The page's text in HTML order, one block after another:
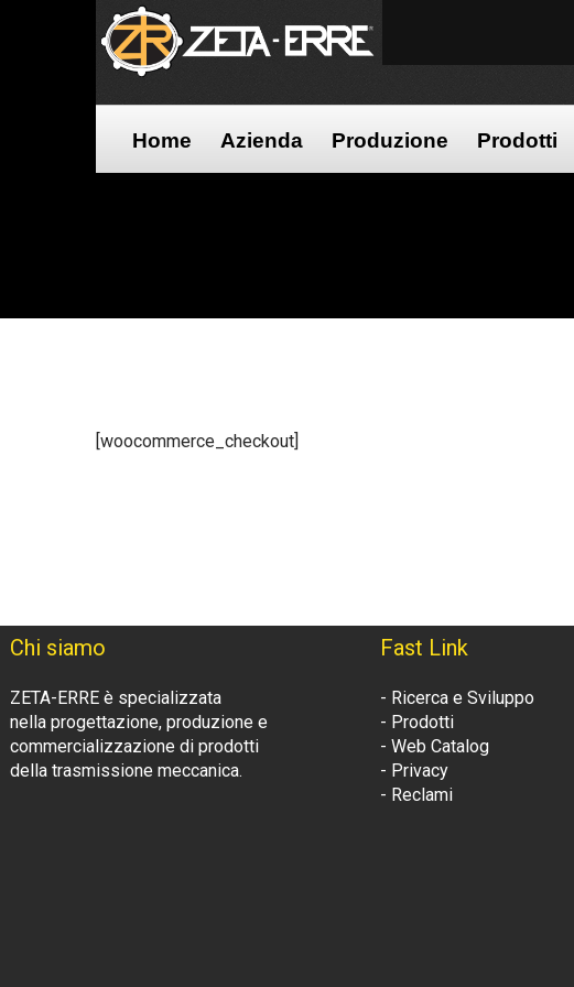
Home Azienda Produzione Prodotti
[woocommerce_checkout]
Chi siamo
ZETA-ERRE è specializzata
nella progettazione, produzione e
commercializzazione di prodotti
della trasmissione meccanica.
Fast Link
- Ricerca e Sviluppo
- Prodotti
- Web Catalog
- Privacy
- Reclami